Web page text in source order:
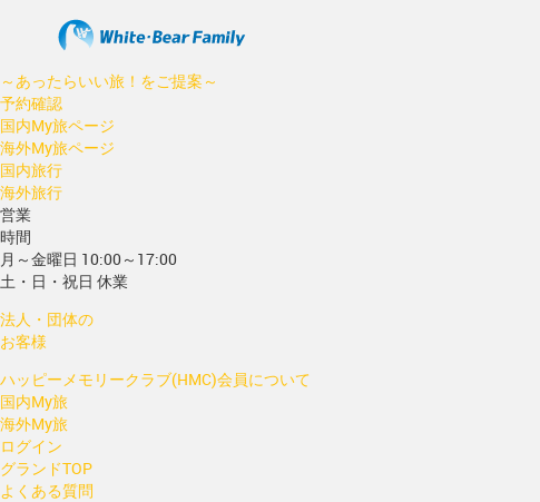
～あったらいい旅！をご提案～
予約確認
国内My旅ページ
海外My旅ページ
国内旅行
海外旅行
営業
時間
月～金曜日 10:00～17:00
土・日・祝日 休業
法人・団体の
お客様
ハッピーメモリークラブ(HMC)会員について
国内My旅
海外My旅
ログイン
グランドTOP
よくある質問